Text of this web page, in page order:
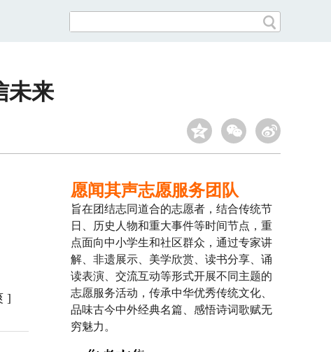
未来
]
愿闻其声志愿服务团队
旨在团结志同道合的志愿者，结合传统节
日、历史人物和重大事件等时间节点，重
点面向中小学生和社区群众，通过专家讲
解、非遗展示、美学欣赏、读书分享、诵
读表演、交流互动等形式开展不同主题的
志愿服务活动，传承中华优秀传统文化、
品味古今中外经典名篇、感悟诗词歌赋无
穷魅力。